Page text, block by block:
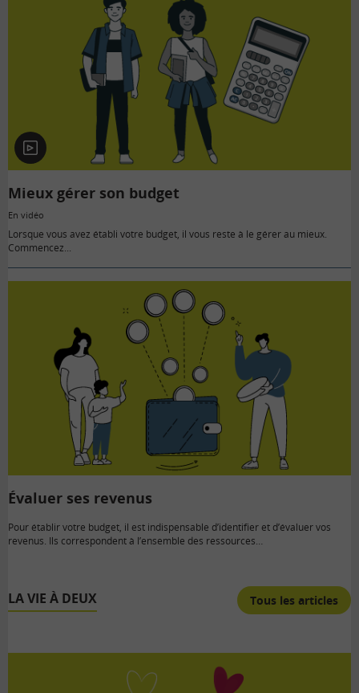
En
vidéo
Mieux gérer son budget
En vidéo
Lorsque vous avez établi votre budget, il vous reste à le gérer au mieux.
Commencez...
Évaluer ses revenus
Pour établir votre budget, il est indispensable d’identifier et d’évaluer vos
revenus. Ils correspondent à l’ensemble des ressources…
LA VIE À DEUX Tous les articles